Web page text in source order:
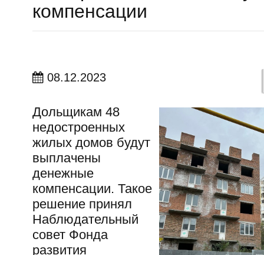
компенсации
08.12.2023
Дольщикам 48
недостроенных
жилых домов будут
выплачены
денежные
компенсации. Такое
решение принял
Наблюдательный
совет Фонда
развития